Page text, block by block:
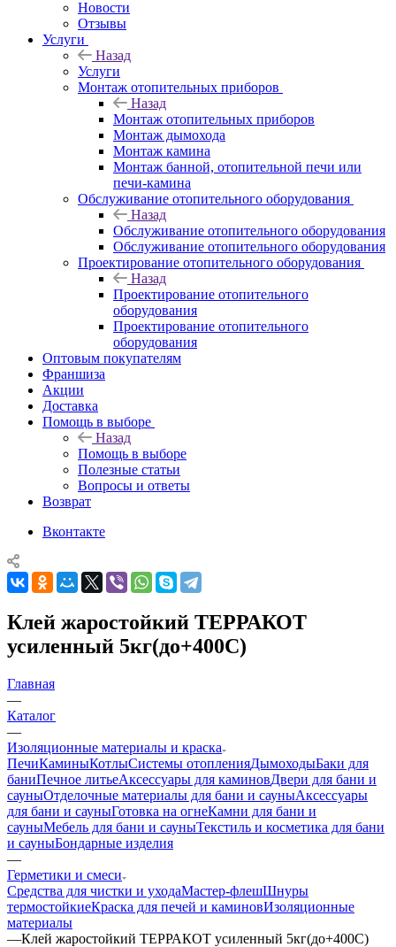
Новости
Отзывы
Услуги
Назад
Услуги
Монтаж отопительных приборов
Назад
Монтаж отопительных приборов
Монтаж дымохода
Монтаж камина
Монтаж банной, отопительной печи или
печи-камина
Обслуживание отопительного оборудования
Назад
Обслуживание отопительного оборудования
Обслуживание отопительного оборудования
Проектирование отопительного оборудования
Назад
Проектирование отопительного
оборудования
Проектирование отопительного
оборудования
Оптовым покупателям
Франшиза
Акции
Доставка
Помощь в выборе
Назад
Помощь в выборе
Полезные статьи
Вопросы и ответы
Возврат
Вконтакте
Клей жаростойкий ТЕРРАКОТ
усиленный 5кг(до+400С)
Главная
—
Каталог
—
Изоляционные материалы и краска
ПечиКаминыКотлыСистемы отопленияДымоходыБаки для
баниПечное литьеАксессуары для каминовДвери для бани и
сауныОтделочные материалы для бани и сауныАксессуары
для бани и сауныГотовка на огнеКамни для бани и
сауныМебель для бани и сауныТекстиль и косметика для бани
и сауныБондарные изделия
—
Герметики и смеси
Средства для чистки и уходаМастер-флешШнуры
термостойкиеКраска для печей и каминовИзоляционные
материалы
—Клей жаростойкий ТЕРРАКОТ усиленный 5кг(до+400С)